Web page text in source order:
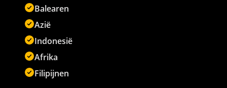
Balearen
Azië
Indonesië
Afrika
Filipijnen